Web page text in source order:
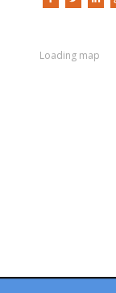
Loading map